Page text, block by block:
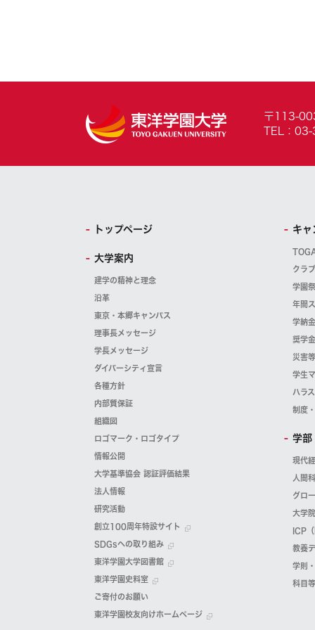
〒113-
TEL：
トップページ
大学案内
建学の精神と理念
沿革
東京・本郷キャンパス
理事長メッセージ
学長メッセージ
ダイバーシティ宣言
各種方針
内部質保証
組織図
ロゴマーク・ロゴタイプ
情報公開
大学基準協会 認証評価結果
法人情報
研究活動
創立100周年特設サイト
SDGsへの取り組み
東洋学園大学図書館
東洋学園史料室
ご寄付のお願い
東洋学園校友向けホームページ
キャ
クラ
学園
年間
学納
奨学
災害
学生
ハラ
制度
学部
現代
人間
グロ
大学
ICP
教養
学則
科目